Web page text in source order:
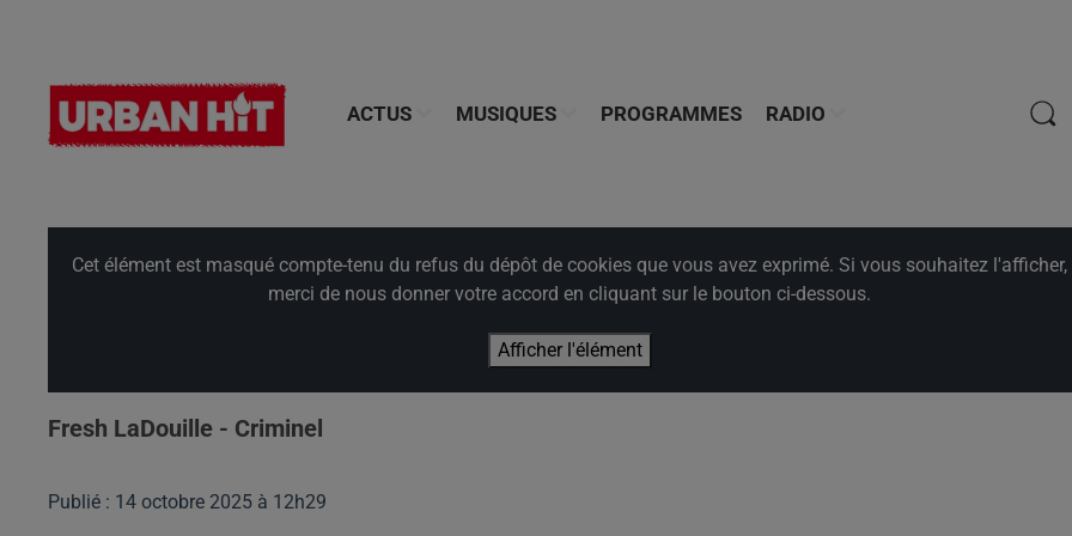
ACTUS MUSIQUES PROGRAMMES RADIO
Cet élément est masqué compte-tenu du refus du dépôt de cookies que vous avez exprimé. Si vous souhaitez l'afficher,
merci de nous donner votre accord en cliquant sur le bouton ci-dessous.
Afficher l'élément
Fresh LaDouille - Criminel
Publié : 14 octobre 2025 à 12h29